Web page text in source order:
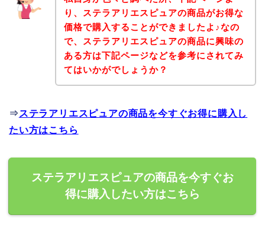
り、ステラアリエスピュアの商品がお得な
価格で購入することができましたよ♪なの
で、ステラアリエスピュアの商品に興味の
ある方は下記ページなどを参考にされてみ
てはいかがでしょうか？
⇒ ステラアリエスピュアの商品を今すぐお得に購入し
たい方はこちら
ステラアリエスピュアの商品を今すぐお
得に購入したい方はこちら